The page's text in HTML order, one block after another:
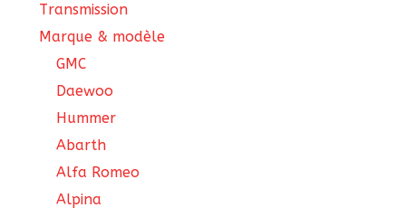
Transmission
Marque & modèle
GMC
Daewoo
Hummer
Abarth
Alfa Romeo
Alpina